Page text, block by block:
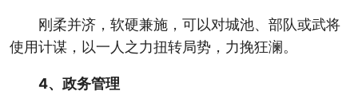
刚柔并济，软硬兼施，可以对城池、部队或武将
使用计谋，以一人之力扭转局势，力挽狂澜。
4、政务管理